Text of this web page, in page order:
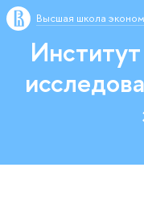
Высшая школа